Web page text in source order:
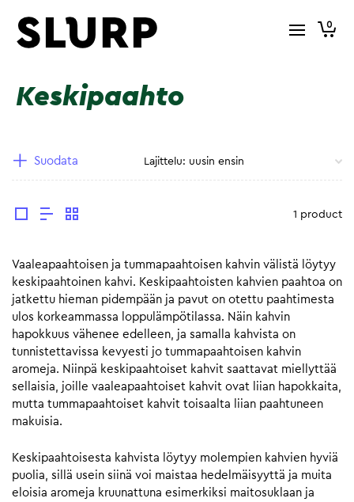
0
Keskipaahto
Suodata
1 product
Vaaleapaahtoisen ja tummapaahtoisen kahvin välistä löytyy
keskipaahtoinen kahvi. Keskipaahtoisten kahvien paahtoa on
jatkettu hieman pidempään ja pavut on otettu paahtimesta
ulos korkeammassa loppulämpötilassa. Näin kahvin
hapokkuus vähenee edelleen, ja samalla kahvista on
tunnistettavissa kevyesti jo tummapaahtoisen kahvin
aromeja. Niinpä keskipaahtoiset kahvit saattavat miellyttää
sellaisia, joille vaaleapaahtoiset kahvit ovat liian hapokkaita,
mutta tummapaahtoiset kahvit toisaalta liian paahtuneen
makuisia.
Keskipaahtoisesta kahvista löytyy molempien kahvien hyviä
puolia, sillä usein siinä voi maistaa hedelmäisyyttä ja muita
eloisia aromeja kruunattuna esimerkiksi maitosuklaan ja